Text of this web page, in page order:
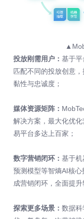
投放刚需用户： 基于
匹配不同的投放创意
黏性与忠诚度；
媒体资源矩阵：
解决方案，最大化优
易平台多达上百家；
数字营销闭环： 基于
预测模型等智熵AI核
成营销闭环，全面提升
探索更多场景： 数据